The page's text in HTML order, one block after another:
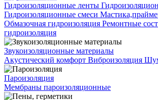
Гидроизоляционные ленты
Гидроизоляционные смеси
Обмазочная гидроизоляция Ремонтные
гидроизоляция
Звукоизоляционные материалы
Акустический комфорт Виброизоляция
Пароизоляция
Мембраны пароизоляционные